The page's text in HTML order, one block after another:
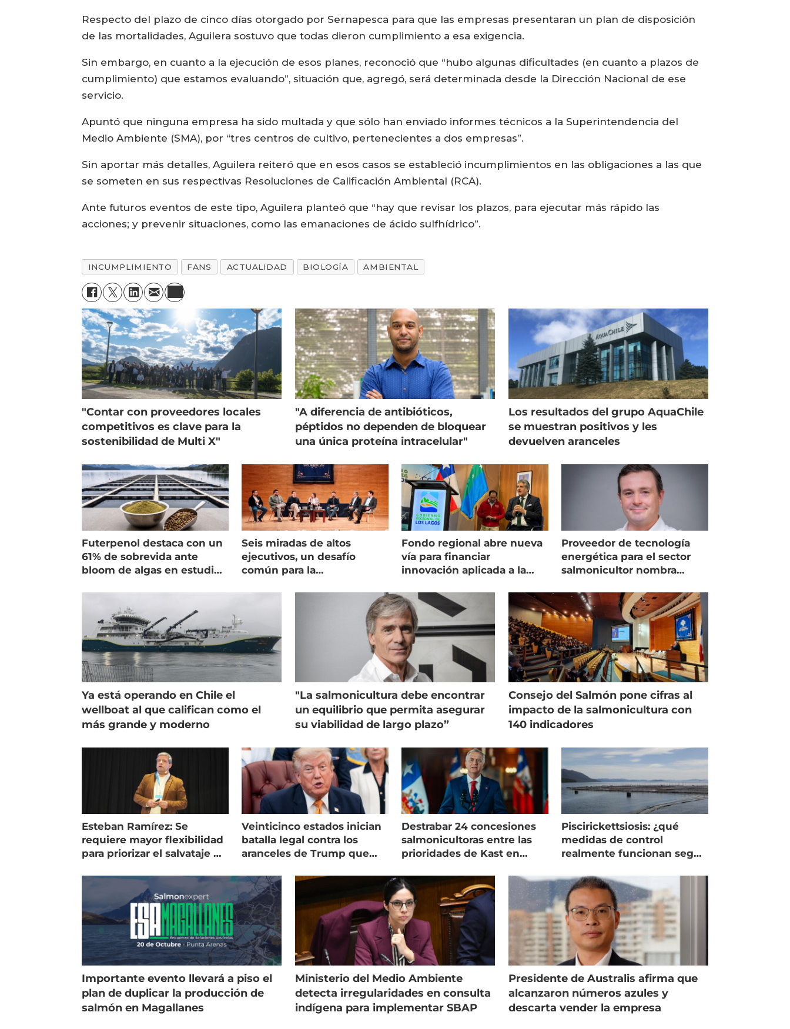
Respecto del plazo de cinco días otorgado por Sernapesca para que las empresas presentaran un plan de disposición
de las mortalidades, Aguilera sostuvo que todas dieron cumplimiento a esa exigencia.
Sin embargo, en cuanto a la ejecución de esos planes, reconoció que “hubo algunas dificultades (en cuanto a plazos de
cumplimiento) que estamos evaluando”, situación que, agregó, será determinada desde la Dirección Nacional de ese
servicio.
Apuntó que ninguna empresa ha sido multada y que sólo han enviado informes técnicos a la Superintendencia del
Medio Ambiente (SMA), por “tres centros de cultivo, pertenecientes a dos empresas”.
Sin aportar más detalles, Aguilera reiteró que en esos casos se estableció incumplimientos en las obligaciones a las que
se someten en sus respectivas Resoluciones de Calificación Ambiental (RCA).
Ante futuros eventos de este tipo, Aguilera planteó que “hay que revisar los plazos, para ejecutar más rápido las
acciones; y prevenir situaciones, como las emanaciones de ácido sulfhídrico”.
INCUMPLIMIENTO FANS ACTUALIDAD BIOLOGÍA AMBIENTAL
"Contar con proveedores locales
competitivos es clave para la
sostenibilidad de Multi X"
"A diferencia de antibióticos,
péptidos no dependen de bloquear
una única proteína intracelular"
Los resultados del grupo AquaChile
se muestran positivos y les
devuelven aranceles
Futerpenol destaca con un
61% de sobrevida ante
bloom de algas en estudio
Seis miradas de altos
ejecutivos, un desafío
común para la
Fondo regional abre nueva
vía para financiar
innovación aplicada a la
Proveedor de tecnología
energética para el sector
salmonicultor nombra
Ya está operando en Chile el
wellboat al que califican como el
más grande y moderno
"La salmonicultura debe encontrar
un equilibrio que permita asegurar
su viabilidad de largo plazo”
Consejo del Salmón pone cifras al
impacto de la salmonicultura con
140 indicadores
Esteban Ramírez: Se
requiere mayor flexibilidad
para priorizar el salvataje de
Veinticinco estados inician
batalla legal contra los
aranceles de Trump que
Destrabar 24 concesiones
salmonicultoras entre las
prioridades de Kast en
Piscirickettsiosis: ¿qué
medidas de control
realmente funcionan según
Importante evento llevará a piso el
plan de duplicar la producción de
salmón en Magallanes
Ministerio del Medio Ambiente
detecta irregularidades en consulta
indígena para implementar SBAP
Presidente de Australis afirma que
alcanzaron números azules y
descarta vender la empresa